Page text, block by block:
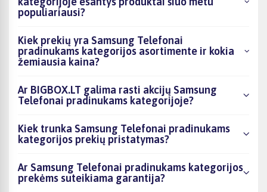
populiariausi?
Kiek prekių yra Samsung Telefonai
pradinukams kategorijos asortimente ir kokia
žemiausia kaina?
Ar BIGBOX.LT galima rasti akcijų Samsung
Telefonai pradinukams kategorijoje?
Kiek trunka Samsung Telefonai pradinukams
kategorijos prekių pristatymas?
Ar Samsung Telefonai pradinukams kategorijos
prekėms suteikiama garantija?